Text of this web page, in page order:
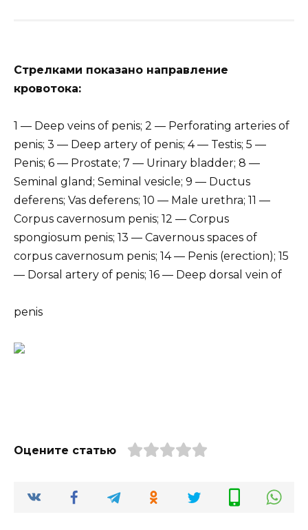
Стрелками показано направление
кровотока:
1 — Deep veins of penis; 2 — Perforating arteries of
penis; 3 — Deep artery of penis; 4 — Testis; 5 —
Penis; 6 — Prostate; 7 — Urinary bladder; 8 —
Seminal gland; Seminal vesicle; 9 — Ductus
deferens; Vas deferens; 10 — Male urethra; 11 —
Corpus cavernosum penis; 12 — Corpus
spongiosum penis; 13 — Cavernous spaces of
corpus cavernosum penis; 14 — Penis (erection); 15
— Dorsal artery of penis; 16 — Deep dorsal vein of
penis
Оцените статью